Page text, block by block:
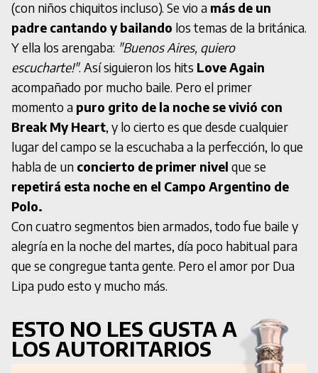
(con niños chiquitos incluso). Se vio a más de un
padre cantando y bailando los temas de la británica.
Y ella los arengaba: "Buenos Aires, quiero
escucharte!". Así siguieron los hits Love Again
acompañado por mucho baile. Pero el primer
momento a puro grito de la noche se vivió con
Break My Heart, y lo cierto es que desde cualquier
lugar del campo se la escuchaba a la perfección, lo que
habla de un concierto de primer nivel que se
repetirá esta noche en el Campo Argentino de
Polo.
Con cuatro segmentos bien armados, todo fue baile y
alegría en la noche del martes, día poco habitual para
que se congregue tanta gente. Pero el amor por Dua
Lipa pudo esto y mucho más.
ESTO NO LES GUSTA A
LOS AUTORITARIOS